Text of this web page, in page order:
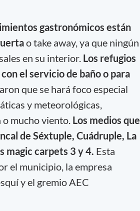
gastronómicos están
o take away, ya que ningún
en su interior. Los refugios
el servicio de baño o para
que se hará foco especial
y meteorológicas,
mucho viento.Los medios que
de Séxtuple, Cuádruple, La
magic carpets 3 y 4. Esta
el municipio, la empresa
y el gremio AEC